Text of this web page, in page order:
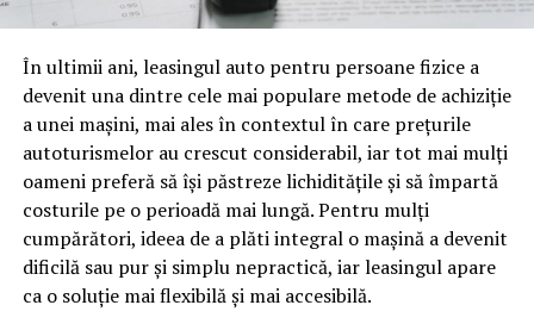
oamenii cu adevărat. Dacă transcrierea ajunge pe o
cuvinte tematice, scrise exact în limbajul în care se
caută.
Apoi vine partea de comportament. O pagină pe care
vizitatorii stau zece, cincisprezece minute ca să
urmărească replay-ul trimite un semnal greu de ignorat.
Google nu îți măsoară direct satisfacția, însă timpul
petrecut, scrollul și revenirile spun ceva despre cât de
util e materialul.
În ultimii ani, leasingul auto pentru persoane fizice a
devenit una dintre cele mai populare metode de achiziție
a unei mașini, mai ales în contextul în care prețurile
autoturismelor au crescut considerabil, iar tot mai mulți
oameni preferă să își păstreze lichiditățile și să împartă
costurile pe o perioadă mai lungă. Pentru mulți
cumpărători, ideea de a plăti integral o mașină a devenit
dificilă sau pur și simplu nepractică, iar leasingul apare
ca o soluție mai flexibilă și mai accesibilă.